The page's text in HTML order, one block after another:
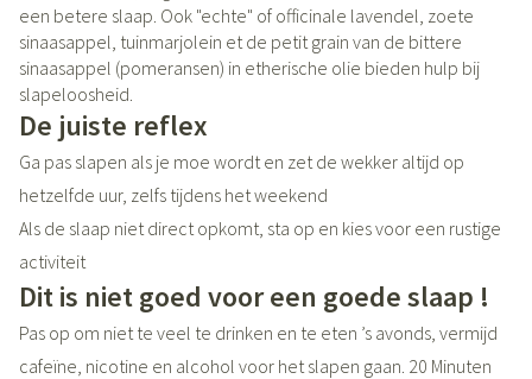
een betere slaap. Ook "echte" of officinale lavendel, zoete
sinaasappel, tuinmarjolein et de petit grain van de bittere
sinaasappel (pomeransen) in etherische olie bieden hulp bij
slapeloosheid.
De juiste reflex
Ga pas slapen als je moe wordt en zet de wekker altijd op
hetzelfde uur, zelfs tijdens het weekend
Als de slaap niet direct opkomt, sta op en kies voor een rustige
activiteit
Dit is niet goed voor een goede slaap !
Pas op om niet te veel te drinken en te eten ’s avonds, vermijd
cafeïne, nicotine en alcohol voor het slapen gaan. 20 Minuten